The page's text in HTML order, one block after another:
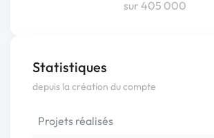
sur 405 000
Statistiques
depuis la création du compte
Projets réalisés